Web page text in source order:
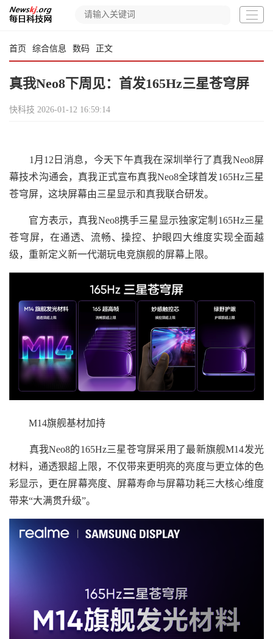
首页 综合信息 数码 正文
真我Neo8下周见：首发165Hz三星苍穹屏
快科技 2026-01-12 16:59:14
1月12日消息，今天下午真我在深圳举行了真我Neo8屏
幕技术沟通会，真我正式宣布真我Neo8全球首发165Hz三星
苍穹屏，这块屏幕由三星显示和真我联合研发。
官方表示，真我Neo8携手三星显示独家定制165Hz三星
苍穹屏，在通透、流畅、操控、护眼四大维度实现全面越
级，重新定义新一代潮玩电竞旗舰的屏幕上限。
M14旗舰基材加持
真我Neo8的165Hz三星苍穹屏采用了最新旗舰M14发光
材料，通透狠超上限，不仅带来更明亮的亮度与更立体的色
彩显示，更在屏幕亮度、屏幕寿命与屏幕功耗三大核心维度
带来“大满贯升级”。